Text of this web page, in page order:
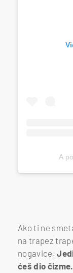
A
Ako ti ne
na trapez
nogavice.
ćeš dio čizme.